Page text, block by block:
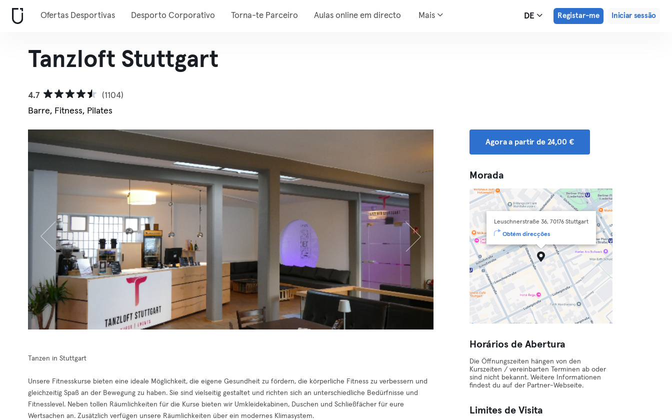
Ofertas Desportivas Desporto Corporativo Torna-te Parceiro Aulas online em directo Mais DE Registar-me Iniciar sessão
Tanzloft Stuttgart
4.7
(1104)
Barre, Fitness, Pilates
Tanzen in Stuttgart
Unsere Fitnesskurse bieten eine ideale Möglichkeit, die eigene Gesundheit zu fördern, die körperliche Fitness zu verbessern und
gleichzeitig Spaß an der Bewegung zu haben. Sie sind vielseitig gestaltet und richten sich an unterschiedliche Bedürfnisse und
Fitnesslevel. Neben tollen Räumlichkeiten für die Kurse bieten wir Umkleidekabinen, Duschen und Schließfächer für eure
Wertsachen an. Zusätzlich verfügen unsere Räumlichkeiten über ein modernes Klimasystem.
Agora a partir de 24,00 €
Morada
Leuschnerstraße 36, 70176 Stuttgart
Obtém direcções
Horários de Abertura
Die Öffnungszeiten hängen von den
Kurszeiten / vereinbarten Terminen ab oder
sind nicht bekannt. Weitere Informationen
findest du auf der Partner-Webseite.
Limites de Visita